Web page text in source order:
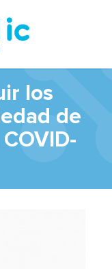
los
de